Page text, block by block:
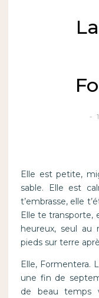
Elle est petite,
sable. Elle est
t’embrasse, elle
Elle te transporte,
heureux, seul
pieds sur terre
Elle, Formentera.
une fin de
de beau temps